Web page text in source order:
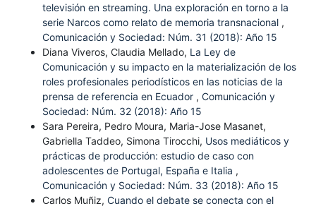
televisión en streaming. Una exploración en torno a la
serie Narcos como relato de memoria transnacional ,
Comunicación y Sociedad: Núm. 31 (2018): Año 15
Diana Viveros, Claudia Mellado, La Ley de
Comunicación y su impacto en la materialización de los
roles profesionales periodísticos en las noticias de la
prensa de referencia en Ecuador , Comunicación y
Sociedad: Núm. 32 (2018): Año 15
Sara Pereira, Pedro Moura, Maria-Jose Masanet,
Gabriella Taddeo, Simona Tirocchi, Usos mediáticos y
prácticas de producción: estudio de caso con
adolescentes de Portugal, España e Italia ,
Comunicación y Sociedad: Núm. 33 (2018): Año 15
Carlos Muñiz, Cuando el debate se conecta con el